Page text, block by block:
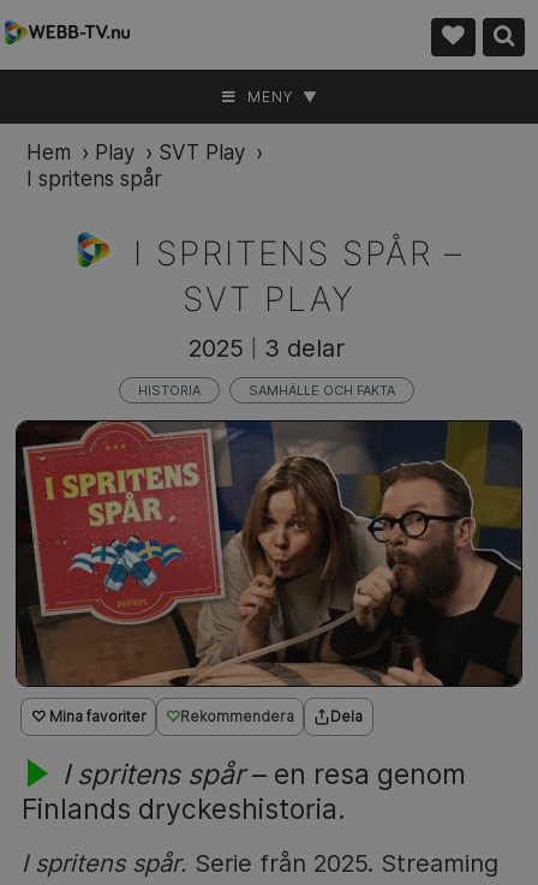
MENY ▼
Hem › Play › SVT Play ›
I spritens spår
I SPRITENS SPÅR –
SVT PLAY
♡ Mina favoriter Rekommendera Dela
I spritens spår– en resa genom
Finlands dryckeshistoria.
I spritens spår. Serie från 2025. Streaming
2025 3 delar
HISTORIA SAMHÄLLE OCH FAKTA